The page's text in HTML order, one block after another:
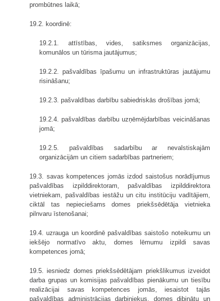
prombūtnes laikā;
19.2. koordinē:
19.2.1. attīstības, vides, satiksmes organizācijas,
komunālos un tūrisma jautājumus;
19.2.2. pašvaldības īpašumu un infrastruktūras jautājumu
risināšanu;
19.2.3. pašvaldības darbību sabiedriskās drošības jomā;
19.2.4. pašvaldības darbību uzņēmējdarbības veicināšanas
jomā;
19.2.5. pašvaldības sadarbību ar nevalstiskajām
organizācijām un citiem sadarbības partneriem;
19.3. savas kompetences jomās izdod saistošus norādījumus
pašvaldības izpilddirektoram, pašvaldības izpilddirektora
vietniekam, pašvaldības iestāžu un citu institūciju vadītājiem,
ciktāl tas nepieciešams domes priekšsēdētāja vietnieka
pilnvaru īstenošanai;
19.4. uzrauga un koordinē pašvaldības saistošo noteikumu un
iekšējo normatīvo aktu, domes lēmumu izpildi savas
kompetences jomā;
19.5. iesniedz domes priekšsēdētājam priekšlikumus izveidot
darba grupas un komisijas pašvaldības pienākumu un tiesību
realizācijai savas kompetences jomās, iesaistot tajās
pašvaldības administrācijas darbiniekus, domes dibinātu un